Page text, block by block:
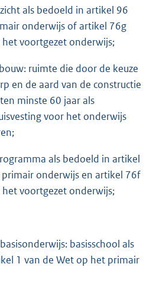
als bedoeld in artikel 96
onderwijs of artikel 76g
voortgezet onderwijs;
ruimte die door de keuze
en de aard van de constructie
minste 60 jaar als
voor het onderwijs
als bedoeld in artikel
onderwijs en artikel 76f
voortgezet onderwijs;
basisschool als
1 van de Wet op het primair